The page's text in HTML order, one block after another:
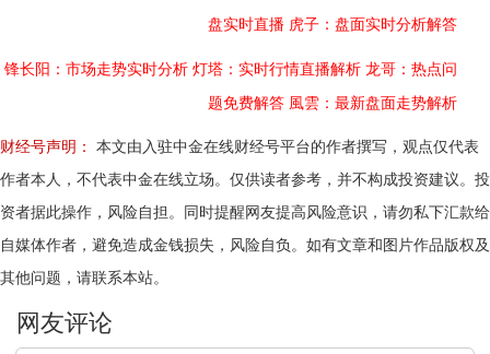
盘实时直播 虎子：盘面实时分析解答
锋长阳：市场走势实时分析 灯塔：实时行情直播解析 龙哥：热点问
题免费解答 風雲：最新盘面走势解析
财经号声明：
本文由入驻中金在线财经号平台的作者撰写，观点仅代表
作者本人，不代表中金在线立场。仅供读者参考，并不构成投资建议。投
资者据此操作，风险自担。同时提醒网友提高风险意识，请勿私下汇款给
自媒体作者，避免造成金钱损失，风险自负。如有文章和图片作品版权及
其他问题，请联系本站。